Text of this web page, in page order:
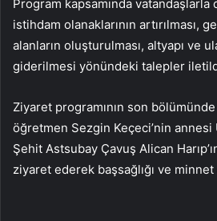
Program kapsamında vatandaşlarla
istihdam olanaklarının artırılması,
alanların oluşturulması, altyapı ve
giderilmesi yönündeki talepler
Ziyaret programının son
öğretmen Sezgin Keçeci’nin
Şehit Astsubay Çavuş Alican
ziyaret ederek başsağlığı ve minnet